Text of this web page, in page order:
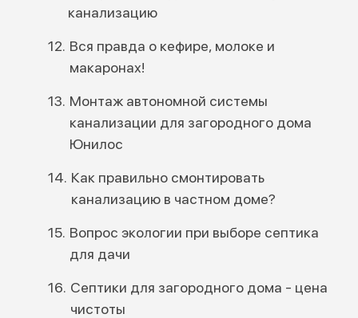
канализацию
Вся правда о кефире, молоке и
макаронах!
Монтаж автономной системы
канализации для загородного дома
Юнилос
Как правильно смонтировать
канализацию в частном доме?
Вопрос экологии при выборе септика
для дачи
Септики для загородного дома - цена
чистоты